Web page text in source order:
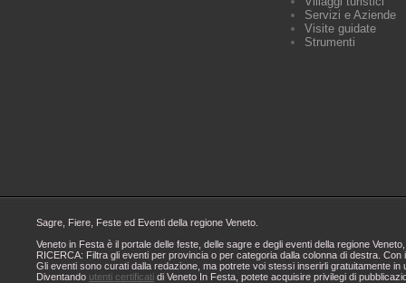
Servizi e Aziende
Visite guidate
Strumenti
Sagre, Fiere, Feste ed Eventi della regione Veneto.
Veneto in Festa è il portale delle feste, delle sagre e degli eventi della regione
RICERCA: Filtra gli eventi per provincia o per categoria dalla colonna di destra.
Gli eventi sono curati dalla redazione, ma potrete voi stessi inserirli gratuitamente
Diventando utenti certificati di Veneto In Festa, potete acquisire privilegi di